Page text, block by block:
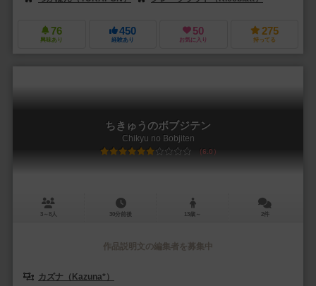
76
興味あり
450
経験あり
50
お気に入り
275
持ってる
ちきゅうのボブジテン
Chikyu no Bobjiten
6.0
3～8人 30分前後 13歳～ 2件
作品説明文の編集者を募集中
カズナ（Kazuna*）